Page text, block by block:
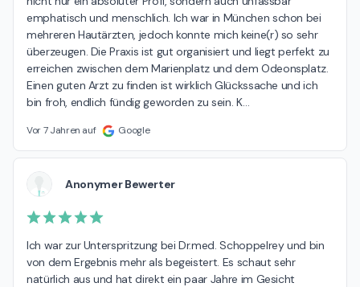
emphatisch und menschlich. Ich war in München schon bei
mehreren Hautärzten, jedoch konnte mich keine(r) so sehr
überzeugen. Die Praxis ist gut organisiert und liegt perfekt zu
erreichen zwischen dem Marienplatz und dem Odeonsplatz.
Einen guten Arzt zu finden ist wirklich Glückssache und ich
bin froh, endlich fündig geworden zu sein. K…
Vor 7 Jahren auf Google
Anonymer Bewerter
Ich war zur Unterspritzung bei Dr.med. Schoppelrey und bin
von dem Ergebnis mehr als begeistert. Es schaut sehr
natürlich aus und hat direkt ein paar Jahre im Gesicht